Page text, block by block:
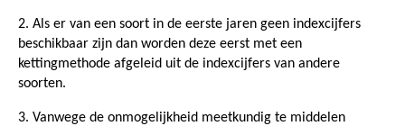
2. Als er van een soort in de eerste jaren geen indexcijfers
beschikbaar zijn dan worden deze eerst met een
kettingmethode afgeleid uit de indexcijfers van andere
soorten.
3. Vanwege de onmogelijkheid meetkundig te middelen